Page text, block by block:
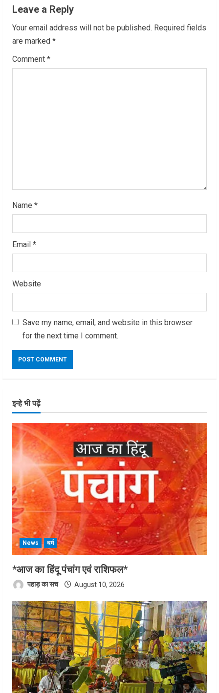
u
e
R
Leave a Reply
Your email address will not be published. Required fields
are marked *
Comment *
Name *
Email *
Website
Save my name, email, and website in this browser
for the next time I comment.
इन्हे भी पढ़ें
News धर्म
*आज का हिंदू पंचांग एवं राशिफल*
पहाड़ का सच August 10, 2026